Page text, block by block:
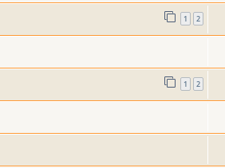
1 2
1 2